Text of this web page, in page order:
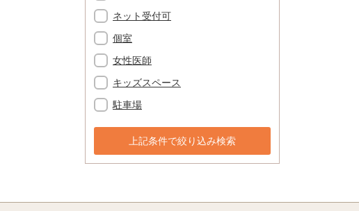
ネット受付可
個室
女性医師
キッズスペース
駐車場
上記条件で絞り込み検索